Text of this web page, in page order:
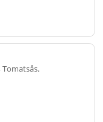
Tomatsås.